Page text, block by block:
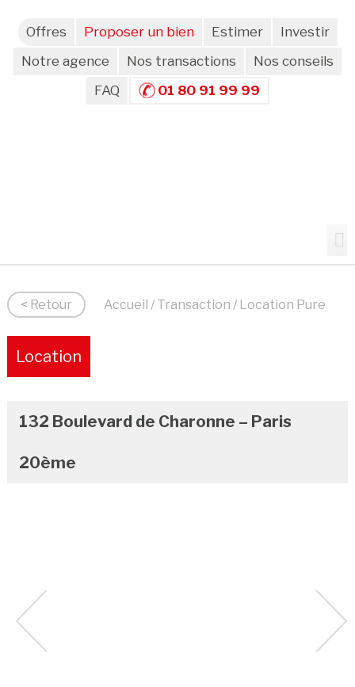
Offres Proposer un bien Estimer
Investir
Notre agence
Nos transactions
Nos conseils
FAQ
01 80 91 99 99
< Retour Accueil / Transaction / Location Pure
Location
132 Boulevard de Charonne – Paris
20ème